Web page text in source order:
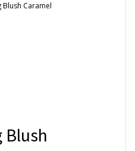
Caramel
Blush